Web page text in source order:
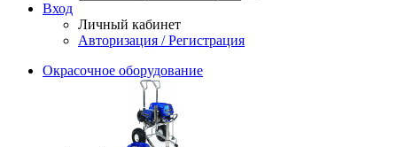
Вход
Личный кабинет
Авторизация / Регистрация
Окрасочное оборудование